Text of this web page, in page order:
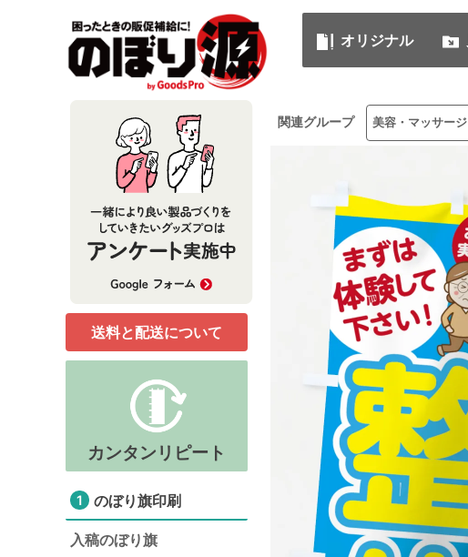
オリジナル
関連グループ 美容・マッサージ
送料と配送について
カンタンリピート
1 のぼり旗印刷
入稿のぼり旗